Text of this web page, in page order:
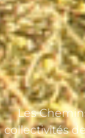
Les
collectivités